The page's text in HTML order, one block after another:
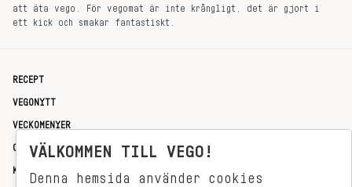
att äta vego. För vegomat är inte krångligt, det är gjort i
ett kick och smakar fantastiskt.
RECEPT
VEGONYTT
VECKOMENYER
OM OSS
KONTAKT
VÄLKOMMEN TILL VEGO!
Denna hemsida använder cookies